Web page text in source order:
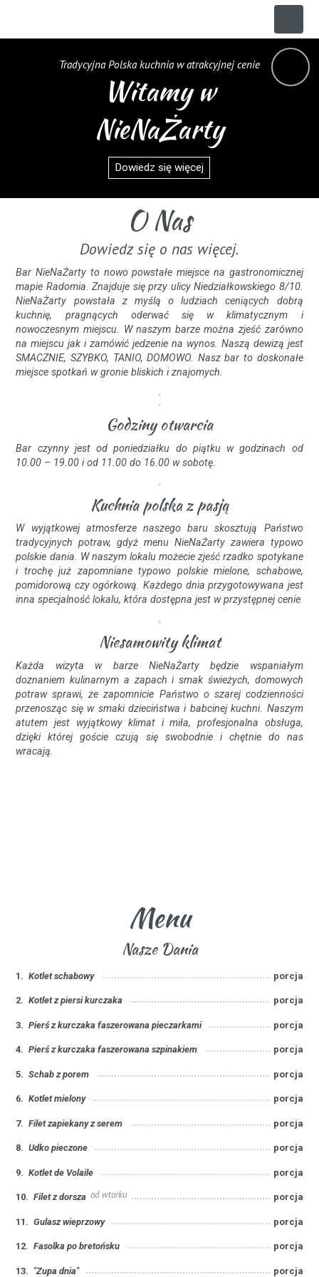
Tradycyjna Polska kuchnia w atrakcyjnej cenie
Witamy w
NieNaŻarty
Dowiedz się więcej
O Nas
Dowiedz się o nas więcej.
Bar NieNaŻarty to nowo powstałe miejsce na gastronomicznej
mapie Radomia. Znajduje się przy ulicy Niedziałkowskiego 8/10.
NieNaŻarty powstała z myślą o ludziach ceniących dobrą
kuchnię, pragnących oderwać się w klimatycznym i
nowoczesnym miejscu. W naszym barze można zjeść zarówno
na miejscu jak i zamówić jedzenie na wynos. Naszą dewizą jest
SMACZNIE, SZYBKO, TANIO, DOMOWO. Nasz bar to doskonałe
miejsce spotkań w gronie bliskich i znajomych.
Godziny otwarcia
Bar czynny jest od poniedziałku do piątku w godzinach od
10.00 – 19.00 i od 11.00 do 16.00 w sobotę.
Kuchnia polska z pasją
W wyjątkowej atmosferze naszego baru skosztują Państwo
tradycyjnych potraw, gdyż menu NieNaŻarty zawiera typowo
polskie dania. W naszym lokalu możecie zjeść rzadko spotykane
i trochę już zapomniane typowo polskie mielone, schabowe,
pomidorową czy ogórkową. Każdego dnia przygotowywana jest
inna specjalność lokalu, która dostępna jest w przystępnej cenie
Niesamowity klimat
Każda wizyta w barze NieNaŻarty będzie wspaniałym
doznaniem kulinarnym a zapach i smak świeżych, domowych
potraw sprawi, że zapomnicie Państwo o szarej codzienności
przenosząc się w smaki dzieciństwa i babcinej kuchni. Naszym
atutem jest wyjątkowy klimat i miła, profesjonalna obsługa,
dzięki której goście czują się swobodnie i chętnie do nas
wracają.
Menu
Nasze Dania
1. Kotlet schabowy porcja
2. Kotlet z piersi kurczaka porcja
3. Pierś z kurczaka faszerowana pieczarkami porcja
4. Pierś z kurczaka faszerowana szpinakiem porcja
5. Schab z porem porcja
6. Kotlet mielony porcja
7. Filet zapiekany z serem porcja
8. Udko pieczone porcja
9. Kotlet de Volaile porcja
10. Filet z dorsza od wtorku porcja
11. Gulasz wieprzowy porcja
12. Fasolka po bretońsku porcja
13. "Zupa dnia" porcja